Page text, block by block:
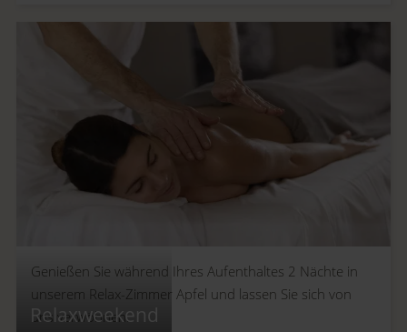
Relaxweekend
Genießen Sie während Ihres Aufenthaltes 2 Nächte in
unserem Relax-Zimmer Apfel und lassen Sie sich von
uns verwöhnen.